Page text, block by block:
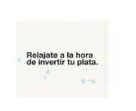
Número de teléfono